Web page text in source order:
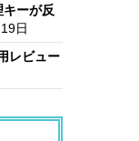
ーが反
日
レビュー